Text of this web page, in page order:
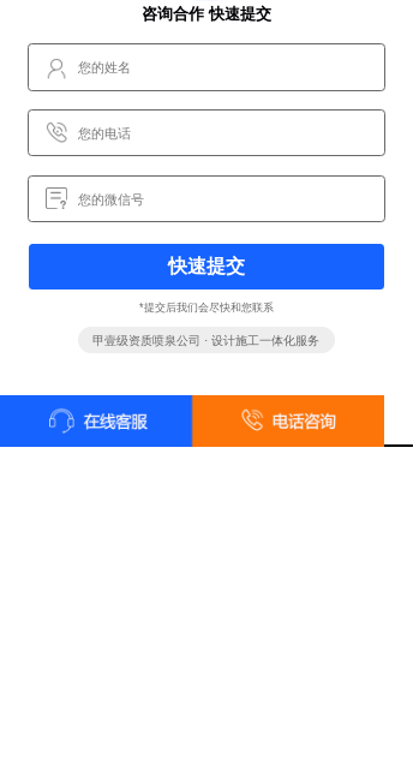
咨询合作 快速提交
快速提交
*提交后我们会尽快和您联系
甲壹级资质喷泉公司 · 设计施工一体化服务